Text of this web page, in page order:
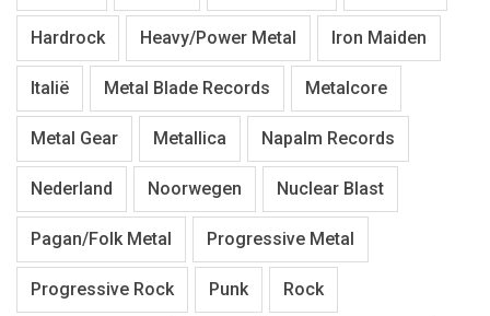
Hardrock Heavy/Power Metal Iron Maiden
Italië Metal Blade Records Metalcore
Metal Gear Metallica Napalm Records
Nederland Noorwegen Nuclear Blast
Pagan/Folk Metal Progressive Metal
Progressive Rock Punk Rock